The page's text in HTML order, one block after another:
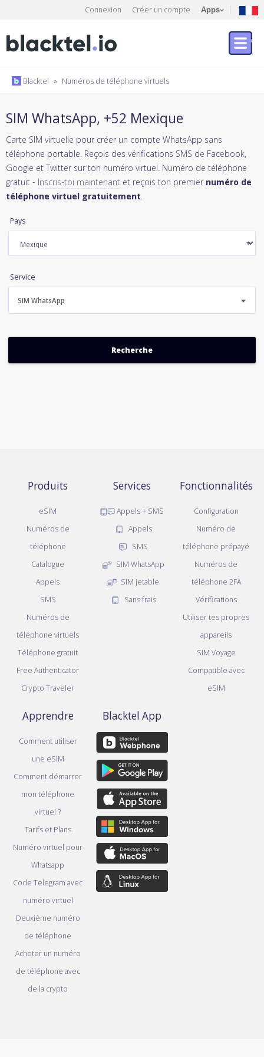
Connexion Créer un compte Apps
Blacktel » Numéros de téléphone virtuels
SIM WhatsApp, +52 Mexique
Carte SIM virtuelle pour créer un compte WhatsApp sans
téléphone portable. Reçois des vérifications SMS de Facebook,
Google et Twitter sur ton numéro virtuel. Numéro de téléphone
gratuit - Inscris-toi maintenant et reçois ton premier numéro de
téléphone virtuel gratuitement.
Pays
Service
SIM WhatsApp
Produits
eSIM
Numéros de
téléphone
Catalogue
Appels
SMS
Numéros de
téléphone virtuels
Téléphone gratuit
Free Authenticator
Crypto Traveler
Services
Appels + SMS
Appels
SMS
SIM WhatsApp
SIM jetable
Sans frais
Fonctionnalités
Configuration
Numéro de
téléphone prépayé
Numéros de
téléphone 2FA
Vérifications
Utiliser tes propres
appareils
SIM Voyage
Compatible avec
eSIM
Apprendre
Comment utiliser
une eSIM
Comment démarrer
mon téléphone
virtuel ?
Tarifs et Plans
Numéro virtuel pour
Whatsapp
Code Telegram avec
numéro virtuel
Deuxième numéro
de téléphone
Acheter un numéro
de téléphone avec
de la crypto
Blacktel App